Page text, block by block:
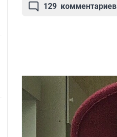
129 комментариев